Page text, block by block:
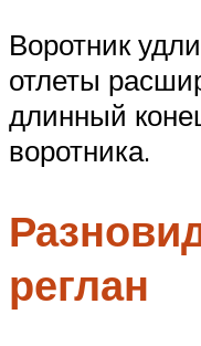
Воротник
отлеты
длинный
воротника.
реглан